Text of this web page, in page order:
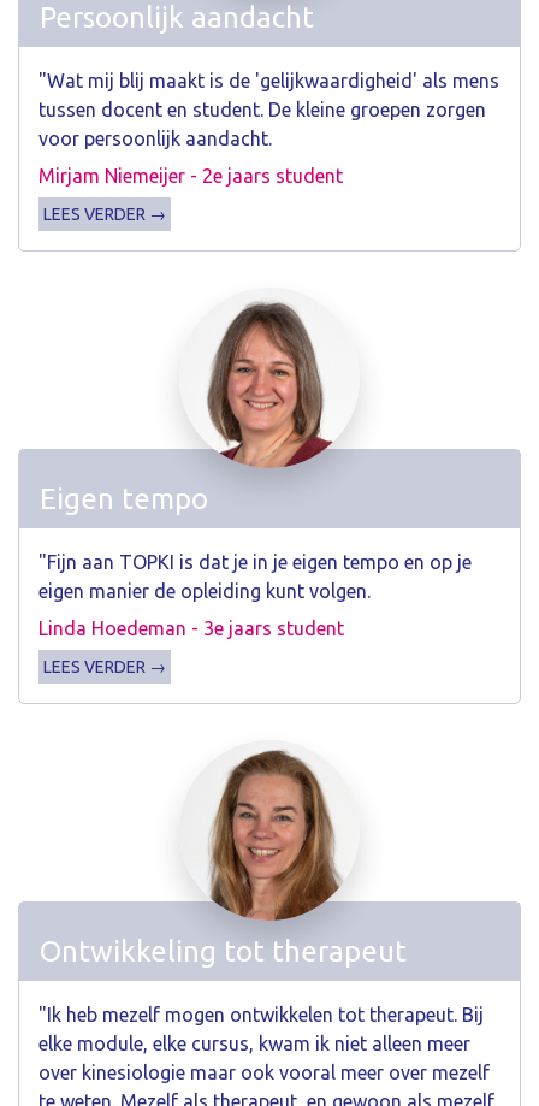
Persoonlijk aandacht
"Wat mij blij maakt is de 'gelijkwaardigheid' als mens
tussen docent en student. De kleine groepen zorgen
voor persoonlijk aandacht.
Mirjam Niemeijer - 2e jaars student
LEES VERDER →
Eigen tempo
"Fijn aan TOPKI is dat je in je eigen tempo en op je
eigen manier de opleiding kunt volgen.
Linda Hoedeman - 3e jaars student
LEES VERDER →
Ontwikkeling tot therapeut
"Ik heb mezelf mogen ontwikkelen tot therapeut. Bij
elke module, elke cursus, kwam ik niet alleen meer
over kinesiologie maar ook vooral meer over mezelf
te weten. Mezelf als therapeut, en gewoon als mezelf.